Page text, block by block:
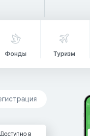
Фонды Туризм
Доступно в